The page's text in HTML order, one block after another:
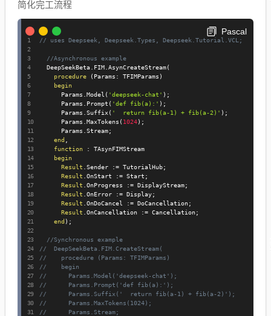
简化完工流程
Pascal
// uses Deepseek, Deepseek.Types, Deepseek.Tutorial.VCL;
//Asynchronous example
  DeepSeekBeta
FIM AsynCreateStream(
procedure
( Params : TFIMParams )
begin
      Params
Model ( 'deepseek-chat' ) ;
      Params
Prompt ( 'def fib(a):' ) ;
      Params
Suffix( '  return fib(a-1) + fib(a-2)' ) ;
      Params
MaxTokens ( 1024) ;
      Params
Stream;
end
function
:
TAsynFIMStream
begin
Result
Sender := TutorialHub;
Result
OnStart := Start ;
Result
OnProgress := DisplayStream;
Result
OnError := Display;
Result
OnDoCancel := DoCancellation;
Result
OnCancellation := Cancellation;
end ) ;
//Synchronous example
//  DeepSeekBeta.FIM.CreateStream(
//    procedure (Params: TFIMParams)
//    begin
//      Params.Model('deepseek-chat');
//      Params.Prompt('def fib(a):');
//      Params.Suffix('  return fib(a-1) + fib(a-2)');
//      Params.MaxTokens(1024);
//      Params.Stream;